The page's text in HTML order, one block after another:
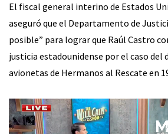
El fiscal general interino de Estados
aseguró que el Departamento de
posible” para lograr que Raúl Castro
justicia estadounidense por el caso del
avionetas de Hermanos al Rescate en